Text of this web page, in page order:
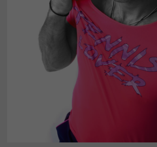
Все изделия создаём
в собственном ателье
в Москве
Мы используем спортивные ткани с технологией Dry
Fit — лёгкие, дышащие и приятные к телу.
Материалы поставляют фабрики из Турции и Италии,
где создают ткани для мировых брендов.
Продуман каждый шов. А принты устойчивы
к стирке и сохраняют цвет больше года
Все наши изделия проходит сертификацию
в системе «Честный знак».